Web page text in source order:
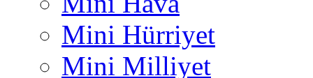
Mini Hürriyet
Mini Milliyet